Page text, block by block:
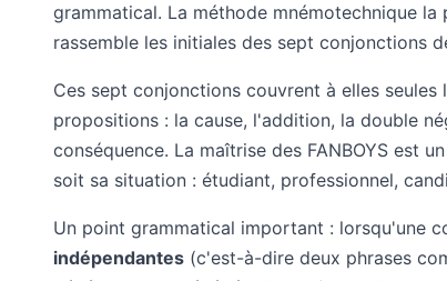
grammatical. La méthode mnémotechnique
rassemble les initiales des sept conjonctions
Ces sept conjonctions couvrent à elles
propositions : la cause, l'addition, la double
conséquence. La maîtrise des FANBOYS est
soit sa situation : étudiant, professionnel,
Un point grammatical important : lorsqu'une
indépendantes (c'est-à-dire deux phrases